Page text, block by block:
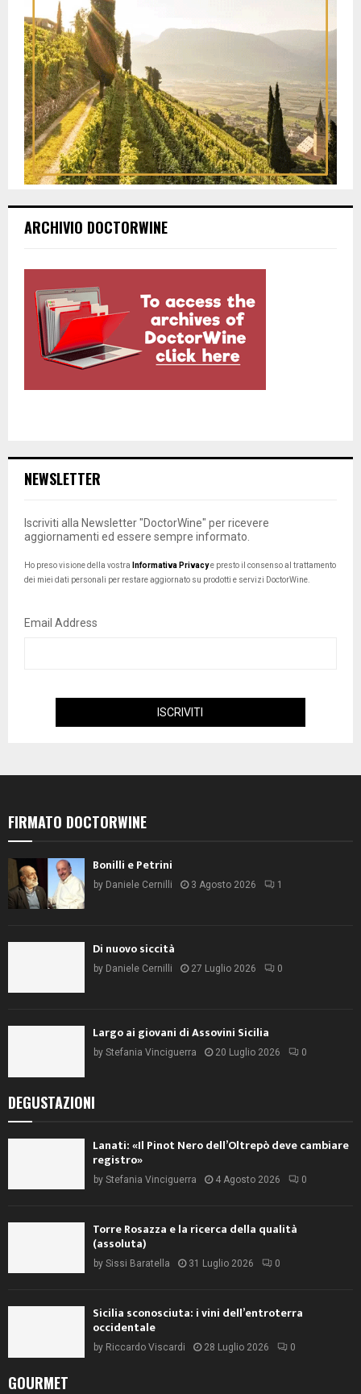
ARCHIVIO DOCTORWINE
NEWSLETTER
Iscriviti alla Newsletter "DoctorWine" per ricevere
aggiornamenti ed essere sempre informato.
Ho preso visione della vostra Informativa Privacye presto il consenso al trattamento
dei miei dati personali per restare aggiornato su prodotti e servizi DoctorWine.
Email Address
FIRMATO DOCTORWINE
Bonilli e Petrini
by Daniele Cernilli 3 Agosto 2026 1
Di nuovo siccità
by Daniele Cernilli 27 Luglio 2026 0
Largo ai giovani di Assovini Sicilia
by Stefania Vinciguerra 20 Luglio 2026 0
DEGUSTAZIONI
Lanati: «Il Pinot Nero dell’Oltrepò deve cambiare
registro»
by Stefania Vinciguerra 4 Agosto 2026 0
Torre Rosazza e la ricerca della qualità
(assoluta)
by Sissi Baratella 31 Luglio 2026 0
Sicilia sconosciuta: i vini dell’entroterra
occidentale
by Riccardo Viscardi 28 Luglio 2026 0
GOURMET